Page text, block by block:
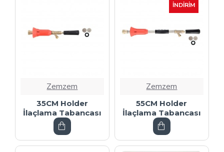
Zemzem
35CM Holder
İlaçlama Tabancası
İNDIRIM
Zemzem
55CM Holder
İlaçlama Tabancası